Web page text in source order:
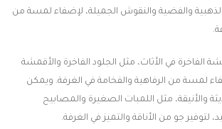
الذهبية والفضية والنقوش الجميلة، لإضفاء لمسة من
الفاخرة في الأثاث، مثل الجلود الفاخرة والأقمشة
لمسة من الرفاهية والفخامة في الغرفة. ويمكن
والأنيقة، مثل اللمبات الصغيرة والمصابيح
لتوفير جو من الأناقة والتميز في الغرفة.